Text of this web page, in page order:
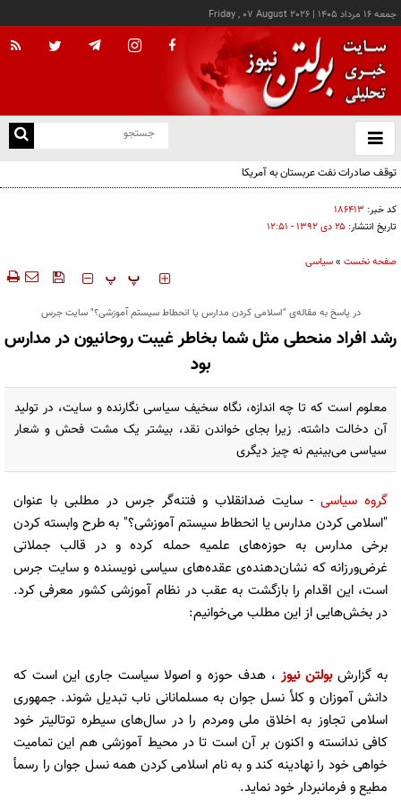
جمعه ۱۶ مرداد ۱۴۰۵ |
Friday , 07 August 2026
باز
و
توقف صادرات نفت عربستان به آمریکا
کد خبر: ۱۸۶۴۱۳
تاریخ انتشار: ۲۵ دی ۱۳۹۲ - ۱۲:۵۱
صفحه نخست »سیاسی
‍‍‍ پ پ
در پاسخ به مقاله‌ی "اسلامی کردن مدارس یا انحطاط سیستم آموزشی؟" سایت جرس
رشد افراد منحطی مثل شما بخاطر غیبت روحانیون در مدارس
بود
معلوم است که تا چه اندازه، نگاه سخیف سیاسی نگارنده و سایت، در تولید
آن دخالت داشته. زیرا بجای خواندن نقد، بیشتر یک مشت فحش و شعار
سیاسی می‌بینیم نه چیز دیگری
گروه سیاسی- سایت ضدانقلاب و فتنه‌گر جرس در مطلبی با عنوان
"اسلامی کردن مدارس یا انحطاط سیستم آموزشی؟" به طرح وابسته کردن
برخی مدارس به حوزه‌های علمیه حمله کرده و در قالب جملاتی
غرض‌ورزانه که نشان‌‌دهنده‌ی عقده‌های سیاسی نویسنده و سایت جرس
است، این اقدام را بازگشت به عقب در نظام آموزشی کشور معرفی کرد.
در بخش‌هایی از این مطلب می‌خوانیم:
به گزارشبولتن نیوز ، هدف حوزه و اصولا سیاست جاری این است که
دانش آموزان و کلأ نسل جوان به مسلمانانی ناب تبدیل شوند. جمهوری
اسلامی تجاوز به اخلاق ملی ومردم را در سال‌های سیطره توتالیتر خود
کافی ندانسته و اکنون بر آن است تا در محیط آموزشی هم این تمامیت
خواهی خود را نهادینه کند و به نام اسلامی کردن همه نسل جوان را رسمأ
مطیع و فرمانبردار خود نماید.